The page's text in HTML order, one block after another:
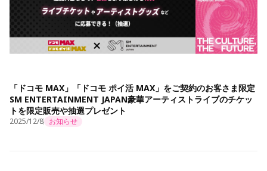
「ドコモ MAX」「ドコモ ポイ活 MAX」をご契約のお客さま限定
SM ENTERTAINMENT JAPAN豪華アーティストライブのチケッ
トを限定販売や抽選プレゼント
2025/12/8 お知らせ